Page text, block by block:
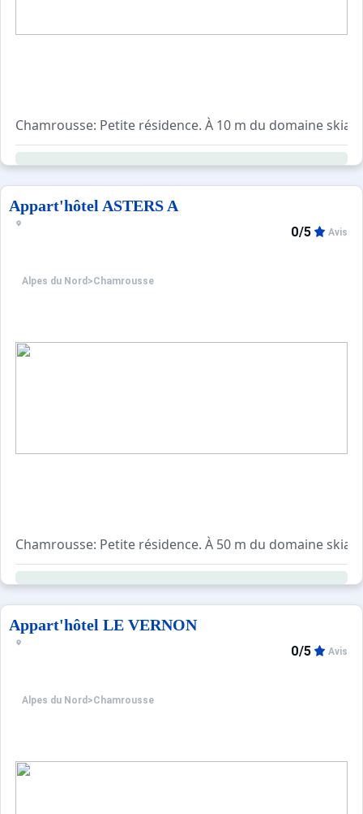
Chamrousse: Petite résidence. À 10 m du domaine
Appart'hôtel ASTERS A
Alpes du Nord >Chamrousse
0/5 Avis
Chamrousse: Petite résidence. À 50 m du domaine
Appart'hôtel LE VERNON
Alpes du Nord >Chamrousse
0/5 Avis